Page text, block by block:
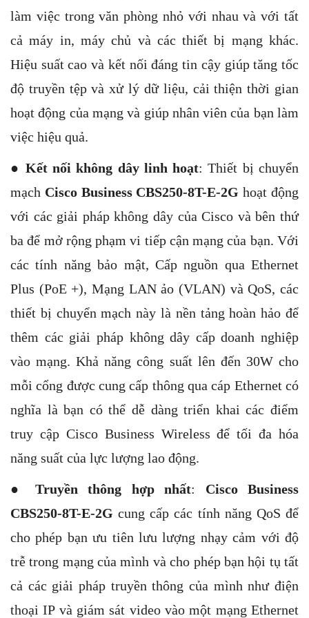
làm việc trong văn phòng nhỏ với nhau và với tất
cả máy in, máy chủ và các thiết bị mạng khác.
Hiệu suất cao và kết nối đáng tin cậy giúp tăng tốc
độ truyền tệp và xử lý dữ liệu, cải thiện thời gian
hoạt động của mạng và giúp nhân viên của bạn làm
việc hiệu quả.
● Kết nối không dây linh hoạt: Thiết bị chuyển
mạch Cisco Business CBS250-8T-E-2G hoạt động
với các giải pháp không dây của Cisco và bên thứ
ba để mở rộng phạm vi tiếp cận mạng của bạn. Với
các tính năng bảo mật, Cấp nguồn qua Ethernet
Plus (PoE +), Mạng LAN ảo (VLAN) và QoS, các
thiết bị chuyển mạch này là nền tảng hoàn hảo để
thêm các giải pháp không dây cấp doanh nghiệp
vào mạng. Khả năng công suất lên đến 30W cho
mỗi cổng được cung cấp thông qua cáp Ethernet có
nghĩa là bạn có thể dễ dàng triển khai các điểm
truy cập Cisco Business Wireless để tối đa hóa
năng suất của lực lượng lao động.
● Truyền thông hợp nhất: Cisco Business
CBS250-8T-E-2G cung cấp các tính năng QoS để
cho phép bạn ưu tiên lưu lượng nhạy cảm với độ
trễ trong mạng của mình và cho phép bạn hội tụ tất
cả các giải pháp truyền thông của mình như điện
thoại IP và giám sát video vào một mạng Ethernet